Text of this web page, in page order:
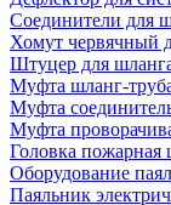
Соединители для
Хомут червячный
Штуцер для
Муфта шланг-
Муфта
Муфта
Головка пожарная
Оборудование
Паяльник